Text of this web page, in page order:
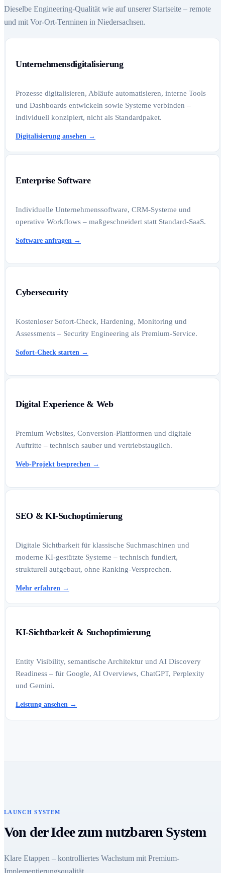
Dieselbe Engineering-Qualität wie auf unserer Startseite – remote
und mit Vor-Ort-Terminen in Niedersachsen.
Unternehmensdigitalisierung
Prozesse digitalisieren, Abläufe automatisieren, interne Tools
und Dashboards entwickeln sowie Systeme verbinden –
individuell konzipiert, nicht als Standardpaket.
Digitalisierung ansehen →
Enterprise Software
Individuelle Unternehmenssoftware, CRM-Systeme und
operative Workflows – maßgeschneidert statt Standard-SaaS.
Software anfragen →
Cybersecurity
Kostenloser Sofort-Check, Hardening, Monitoring und
Assessments – Security Engineering als Premium-Service.
Sofort-Check starten →
Digital Experience & Web
Premium Websites, Conversion-Plattformen und digitale
Auftritte – technisch sauber und vertriebstauglich.
Web-Projekt besprechen →
SEO & KI-Suchoptimierung
Digitale Sichtbarkeit für klassische Suchmaschinen und
moderne KI-gestützte Systeme – technisch fundiert,
strukturell aufgebaut, ohne Ranking-Versprechen.
Mehr erfahren →
KI-Sichtbarkeit & Suchoptimierung
Entity Visibility, semantische Architektur und AI Discovery
Readiness – für Google, AI Overviews, ChatGPT, Perplexity
und Gemini.
Leistung ansehen →
LAUNCH SYSTEM
Von der Idee zum nutzbaren System
Klare Etappen – kontrolliertes Wachstum mit Premium-
Implementierungsqualität.